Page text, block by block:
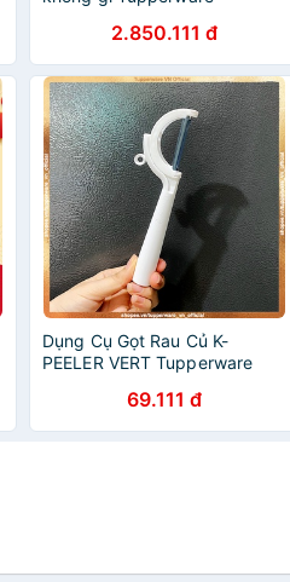
2.850.111 đ
Dụng Cụ Gọt Rau Củ K-
PEELER VERT Tupperware
69.111 đ